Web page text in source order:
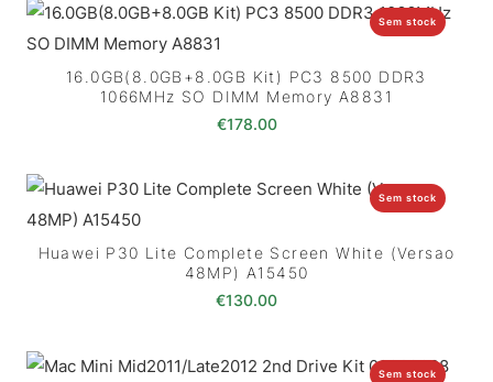
Sem stock
16.0GB(8.0GB+8.0GB Kit) PC3 8500 DDR3
1066MHz SO DIMM Memory A8831
€178.00
Sem stock
Huawei P30 Lite Complete Screen White (Versao
48MP) A15450
€130.00
Sem stock